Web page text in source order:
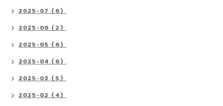
2025-07（6）
2025-06（2）
2025-05（6）
2025-04（6）
2025-03（5）
2025-02（4）